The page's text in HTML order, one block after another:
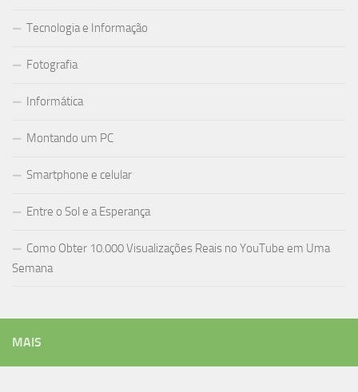
Tecnologia e Informação
Fotografia
Informática
Montando um PC
Smartphone e celular
Entre o Sol e a Esperança
Como Obter 10.000 Visualizações Reais no YouTube em Uma
Semana
MAIS